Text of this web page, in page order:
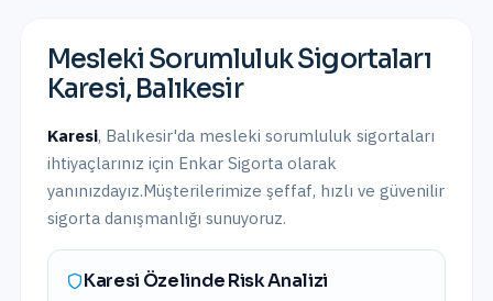
Mesleki Sorumluluk Sigortaları
Karesi, Balıkesir
Karesi, Balıkesir'da mesleki sorumluluk sigortaları
ihtiyaçlarınız için Enkar Sigorta olarak
yanınızdayız.Müşterilerimize şeffaf, hızlı ve güvenilir
sigorta danışmanlığı sunuyoruz.
Karesi Özelinde Risk Analizi